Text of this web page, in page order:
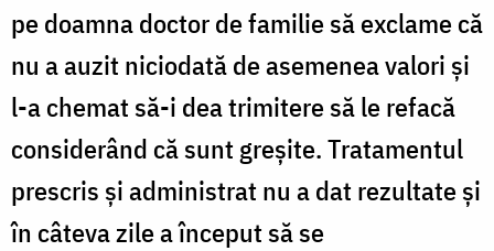
pe doamna doctor de familie să exclame că
nu a auzit niciodată de asemenea valori și
l-a chemat să-i dea trimitere să le refacă
considerând că sunt greșite. Tratamentul
prescris şi administrat nu a dat rezultate și
în câteva zile a început să se